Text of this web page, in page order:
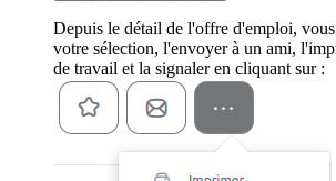
Depuis le détail de l'offre d'emploi,
votre sélection, l'envoyer à un ami,
de travail et la signaler en cliquant sur :